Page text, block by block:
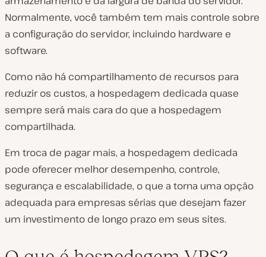
Normalmente, você também tem mais controle sobre
a configuração do servidor, incluindo hardware e
software.
Como não há compartilhamento de recursos para
reduzir os custos, a hospedagem dedicada quase
sempre será mais cara do que a hospedagem
compartilhada.
Em troca de pagar mais, a hospedagem dedicada
pode oferecer melhor desempenho, controle,
segurança e escalabilidade, o que a torna uma opção
adequada para empresas sérias que desejam fazer
um investimento de longo prazo em seus sites.